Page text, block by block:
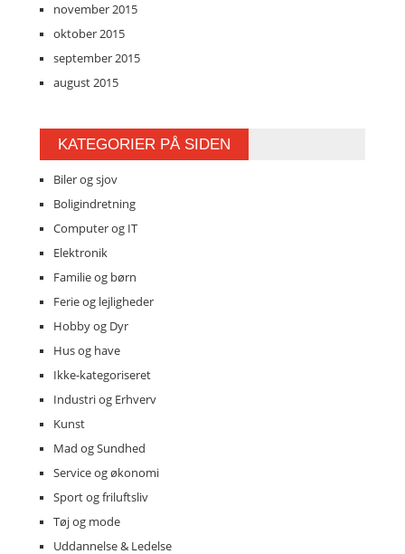
november 2015
oktober 2015
september 2015
august 2015
KATEGORIER PÅ SIDEN
Biler og sjov
Boligindretning
Computer og IT
Elektronik
Familie og børn
Ferie og lejligheder
Hobby og Dyr
Hus og have
Ikke-kategoriseret
Industri og Erhverv
Kunst
Mad og Sundhed
Service og økonomi
Sport og friluftsliv
Tøj og mode
Uddannelse & Ledelse